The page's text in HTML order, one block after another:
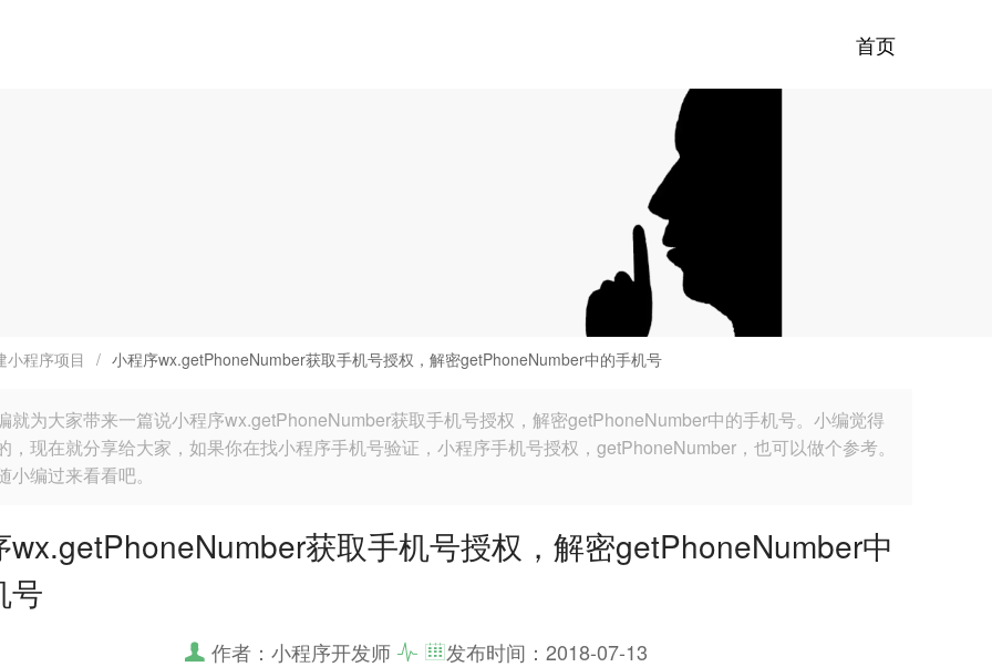
首页
小程序项目 / 小程序wx.getPhoneNumber获取手机号授权，解密getPhoneNumber中的手机号
就为大家带来一篇说小程序wx.getPhoneNumber获取手机号授权，解密getPhoneNumber中的手机号。小编觉得
，现在就分享给大家，如果你在找小程序手机号验证，小程序手机号授权，getPhoneNumber，也可以做个参考。
小编过来看看吧。
wx.getPhoneNumber获取手机号授权，解密getPhoneNumber中
号
作者：小程序开发师 发布时间： 2018-07-13